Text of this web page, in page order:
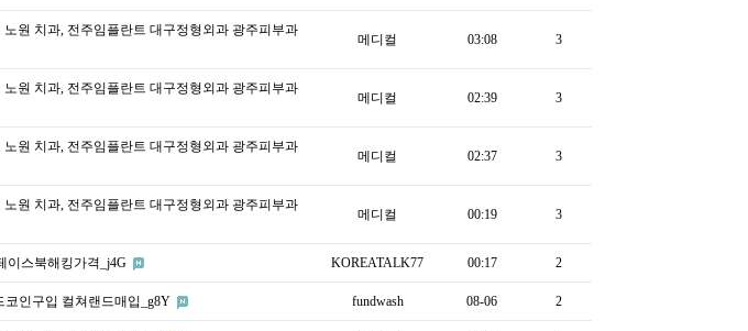
원 치과, 전주임플란트 대구정형외과 광주피부과
메디컬 03:08 3
원 치과, 전주임플란트 대구정형외과 광주피부과
메디컬 02:39 3
원 치과, 전주임플란트 대구정형외과 광주피부과
메디컬 02:37 3
원 치과, 전주임플란트 대구정형외과 광주피부과
메디컬 00:19 3
이스북해킹가격_j4G KOREATALK77 00:17 2
코인구입 컬쳐랜드매입_g8Y fundwash 08-06 2